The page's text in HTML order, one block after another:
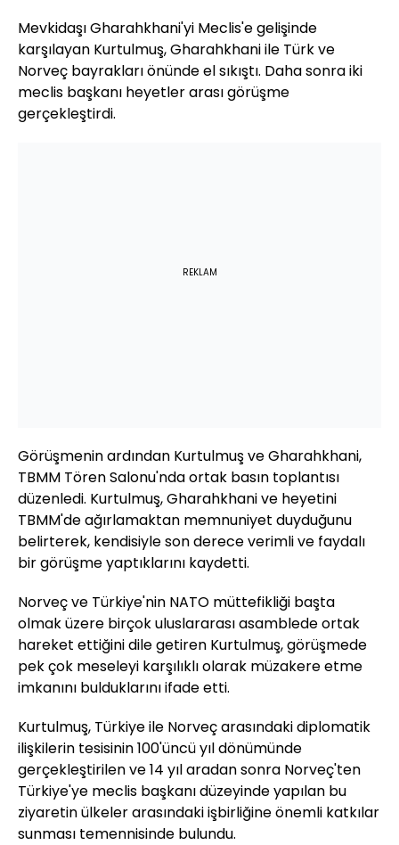
Mevkidaşı Gharahkhani'yi Meclis'e gelişinde
karşılayan Kurtulmuş, Gharahkhani ile Türk ve
Norveç bayrakları önünde el sıkıştı. Daha sonra iki
meclis başkanı heyetler arası görüşme
gerçekleştirdi.
REKLAM
Görüşmenin ardından Kurtulmuş ve Gharahkhani,
TBMM Tören Salonu'nda ortak basın toplantısı
düzenledi. Kurtulmuş, Gharahkhani ve heyetini
TBMM'de ağırlamaktan memnuniyet duyduğunu
belirterek, kendisiyle son derece verimli ve faydalı
bir görüşme yaptıklarını kaydetti.
Norveç ve Türkiye'nin NATO müttefikliği başta
olmak üzere birçok uluslararası asamblede ortak
hareket ettiğini dile getiren Kurtulmuş, görüşmede
pek çok meseleyi karşılıklı olarak müzakere etme
imkanını bulduklarını ifade etti.
Kurtulmuş, Türkiye ile Norveç arasındaki diplomatik
ilişkilerin tesisinin 100'üncü yıl dönümünde
gerçekleştirilen ve 14 yıl aradan sonra Norveç'ten
Türkiye'ye meclis başkanı düzeyinde yapılan bu
ziyaretin ülkeler arasındaki işbirliğine önemli katkılar
sunması temennisinde bulundu.